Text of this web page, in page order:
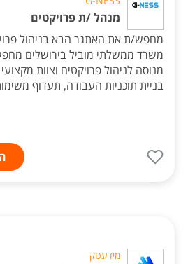
מנהל /ת פרויקטים
מחפש/ת את האתגר הבא בניהול
משרד ממשלתי מוביל בירושלים
מנוסה לניהול פרויקטים וצוות
בניית תוכניות העבודה, תעדוף
מידעטק